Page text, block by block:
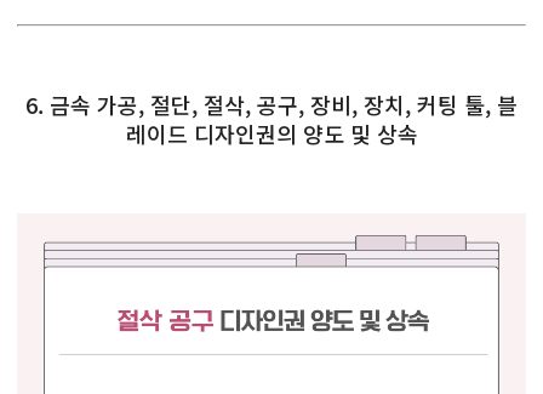
6. 금속 가공, 절단, 절삭, 공구, 장비, 장치, 커팅 툴, 블
레이드 디자인권의 양도 및 상속